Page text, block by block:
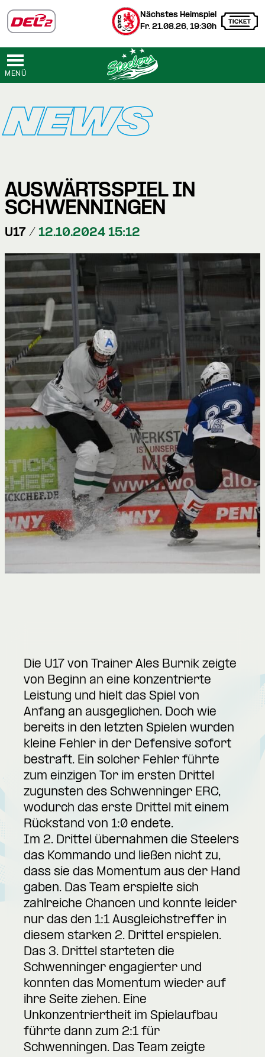
Nächstes Heimspiel
Fr. 21.08.26, 19:30h
MENÜ
NEWS
AUSWÄRTSSPIEL IN
SCHWENNINGEN
U17 / 12.10.2024 15:12
Die U17 von Trainer Ales Burnik zeigte
von Beginn an eine konzentrierte
Leistung und hielt das Spiel von
Anfang an ausgeglichen. Doch wie
bereits in den letzten Spielen wurden
kleine Fehler in der Defensive sofort
bestraft. Ein solcher Fehler führte
zum einzigen Tor im ersten Drittel
zugunsten des Schwenninger ERC,
wodurch das erste Drittel mit einem
Rückstand von 1:0 endete.
Im 2. Drittel übernahmen die Steelers
das Kommando und ließen nicht zu,
dass sie das Momentum aus der Hand
gaben. Das Team erspielte sich
zahlreiche Chancen und konnte leider
nur das den 1:1 Ausgleichstreffer in
diesem starken 2. Drittel erspielen.
Das 3. Drittel starteten die
Schwenninger engagierter und
konnten das Momentum wieder auf
ihre Seite ziehen. Eine
Unkonzentriertheit im Spielaufbau
führte dann zum 2:1 für
Schwenningen. Das Team zeigte